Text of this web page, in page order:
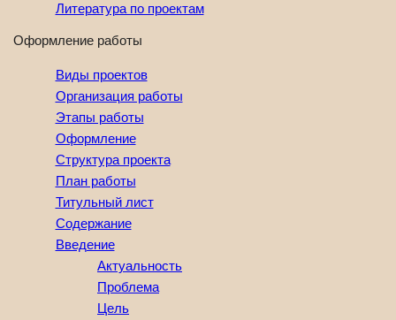
Литература по проектам
Оформление работы
Виды проектов
Организация работы
Этапы работы
Оформление
Структура проекта
План работы
Титульный лист
Содержание
Введение
Актуальность
Проблема
Цель